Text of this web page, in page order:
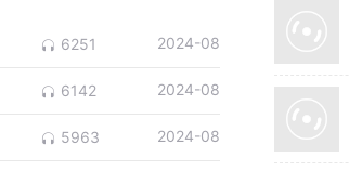
6251 2024-08
6142 2024-08
5963 2024-08